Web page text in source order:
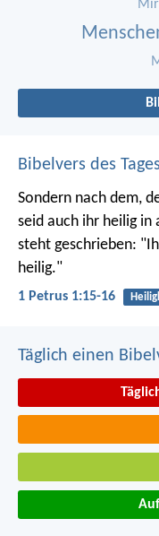
Mir
Bibelvers des Tages
Sondern nach dem,
seid auch ihr heilig in
steht geschrieben:
heilig."
1 Petrus 1:15-16
Täglich einen